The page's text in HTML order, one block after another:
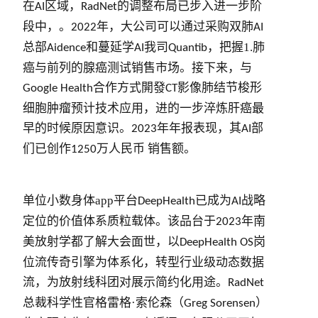
在AI 区域， RadNet的调整布局已步入进一步阶
段中，。 2022年，大公司可以通过采购双肺AI
总部Aidence和蔓延学AI 我司 Quantib，把握1.肺
癌与前列的腺癌测试销售市场。接下来，与
Google Health合作方式開發CT影像肺结节梭形
细胞肿瘤预计技术应用，进的一步淬炼肝癌最
早的时候原因意识。 2023年年报表现，其AI 部
们已创作1250万人民币 销售额。
单位小数身体app平台DeepHealth已成为AI 战略
定位的价值体系质粒载体。该品台于2023年南
美放射学都了解大会面世，以DeepHealth OS岗
位流传奇引擎为体系化，转型行业级动态数据
流，为放射线科团对展示简约化用途。
RadNet
总裁科学性官格雷格·索伦森（Greg Sorensen）